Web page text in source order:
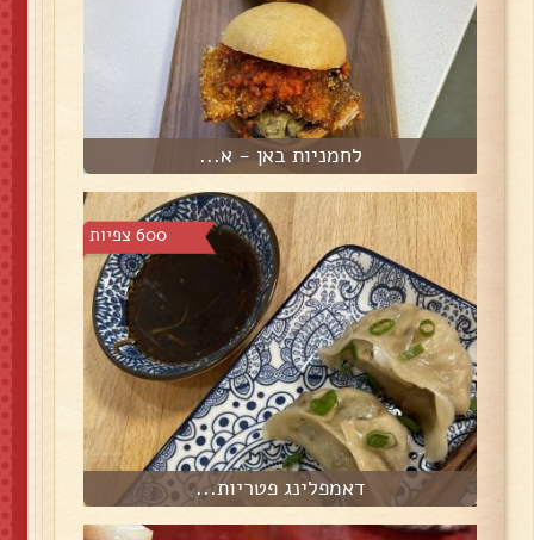
לחמניות באן - א...
600 צפיות
דאמפלינג פטריות...